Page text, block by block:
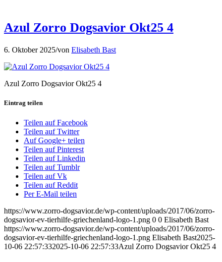
Azul Zorro Dogsavior Okt25 4
6. Oktober 2025/von Elisabeth Bast
Azul Zorro Dogsavior Okt25 4
Eintrag teilen
Teilen auf Facebook
Teilen auf Twitter
Auf Google+ teilen
Teilen auf Pinterest
Teilen auf Linkedin
Teilen auf Tumblr
Teilen auf Vk
Teilen auf Reddit
Per E-Mail teilen
https://www.zorro-dogsavior.de/wp-content/uploads/2017/06/zorro-
dogsavior-ev-tierhilfe-griechenland-logo-1.png 0 0 Elisabeth Bast
https://www.zorro-dogsavior.de/wp-content/uploads/2017/06/zorro-
dogsavior-ev-tierhilfe-griechenland-logo-1.png Elisabeth Bast2025-
10-06 22:57:332025-10-06 22:57:33Azul Zorro Dogsavior Okt25 4